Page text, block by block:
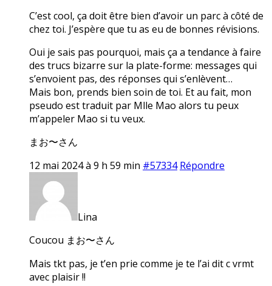
C’est cool, ça doit être bien d’avoir un parc à côté de
chez toi. J’espère que tu as eu de bonnes révisions.
Oui je sais pas pourquoi, mais ça a tendance à faire
des trucs bizarre sur la plate-forme: messages qui
s’envoient pas, des réponses qui s’enlèvent…
Mais bon, prends bien soin de toi. Et au fait, mon
pseudo est traduit par Mlle Mao alors tu peux
m’appeler Mao si tu veux.
まお〜さん
12 mai 2024 à 9 h 59 min #57334 Répondre
Lina
Coucou まお〜さん
Mais tkt pas, je t’en prie comme je te l’ai dit c vrmt
avec plaisir !!